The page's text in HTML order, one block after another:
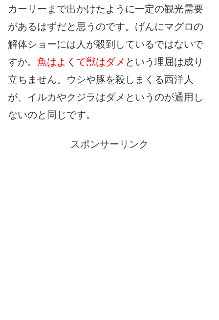
カーリーまで出かけたように一定の観光需要
があるはずだと思うのです。げんにマグロの
解体ショーには人が殺到しているではないで
すか。 魚はよくて獣はダメ という理屈は成り
立ちません。ウシや豚を殺しまくる西洋人
が、イルカやクジラはダメというのが通用し
ないのと同じです。
スポンサーリンク